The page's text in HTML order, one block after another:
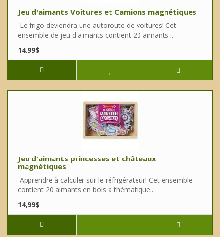
Jeu d'aimants Voitures et Camions magnétiques
Le frigo deviendra une autoroute de voitures! Cet
ensemble de jeu d'aimants contient 20 aimants ..
14,99$
Jeu d'aimants princesses et châteaux
magnétiques
Apprendre à calculer sur le réfrigérateur! Cet ensemble
contient 20 aimants en bois à thématique..
14,99$